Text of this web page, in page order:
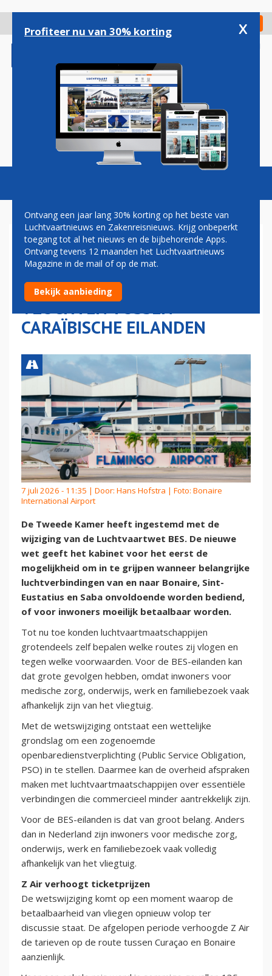
gaan
Check in
Magazine Podcasts Vacatures
TWEEDE KAMER GEEFT
GROEN LICHT VOOR
INGRIJPEN BIJ DURE
VLUCHTEN TUSSEN
CARAÏBISCHE EILANDEN
7 juli 2026 - 11:35 | Door: Hans Hofstra | Foto: Bonaire
International Airport
De Tweede Kamer heeft ingestemd met de
wijziging van de Luchtvaartwet BES. De nieuwe
wet geeft het kabinet voor het eerst de
mogelijkheid om in te grijpen wanneer belangrijke
luchtverbindingen van en naar Bonaire, Sint-
Eustatius en Saba onvoldoende worden bediend,
of voor inwoners moeilijk betaalbaar worden.
Tot nu toe konden luchtvaartmaatschappijen
grotendeels zelf bepalen welke routes zij vlogen en
tegen welke voorwaarden. Voor de BES-eilanden kan
dat grote gevolgen hebben, omdat inwoners voor
medische zorg, onderwijs, werk en familiebezoek vaak
afhankelijk zijn van het vliegtuig.
Met de wetswijziging ontstaat een wettelijke
grondslag om een zogenoemde
openbaredienstverplichting (Public Service Obligation,
PSO) in te stellen. Daarmee kan de overheid afspraken
maken met luchtvaartmaatschappijen over essentiële
verbindingen die commercieel minder aantrekkelijk zijn.
Voor de BES-eilanden is dat van groot belang. Anders
dan in Nederland zijn inwoners voor medische zorg,
onderwijs, werk en familiebezoek vaak volledig
afhankelijk van het vliegtuig.
Z Air verhoogt ticketprijzen
De wetswijziging komt op een moment waarop de
betaalbaarheid van vliegen opnieuw volop ter
discussie staat. De afgelopen periode verhoogde Z Air
de tarieven op de route tussen Curaçao en Bonaire
aanzienlijk.
Profiteer nu van 30% korting x
Ontvang een jaar lang 30% korting op het beste van
Luchtvaartnieuws en Zakenreisnieuws. Krijg onbeperkt
toegang tot al het nieuws en de bijbehorende Apps.
Ontvang tevens 12 maanden het Luchtvaartnieuws
Magazine in de mail of op de mat.
Bekijk aanbieding